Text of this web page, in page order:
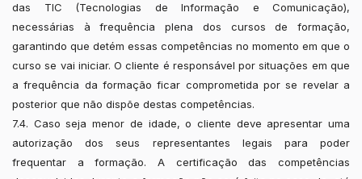
das TIC (Tecnologias de Informação e Comunicação),
necessárias à frequência plena dos cursos de formação,
garantindo que detém essas competências no momento em que o
curso se vai iniciar. O cliente é responsável por situações em que
a frequência da formação ficar comprometida por se revelar a
posterior que não dispõe destas competências.
7.4. Caso seja menor de idade, o cliente deve apresentar uma
autorização dos seus representantes legais para poder
frequentar a formação. A certificação das competências